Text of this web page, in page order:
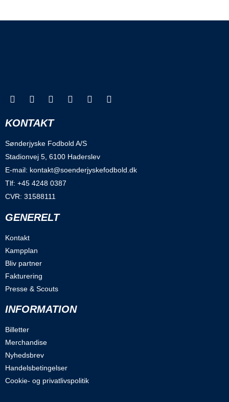
KONTAKT
Sønderjyske Fodbold A/S
Stadionvej 5, 6100 Haderslev
E-mail: kontakt@soenderjyskefodbold.dk
Tlf: +45 4248 0387
CVR: 31588111
GENERELT
Kontakt
Kampplan
Bliv partner
Fakturering
Presse & Scouts
INFORMATION
Billetter
Merchandise
Nyhedsbrev
Handelsbetingelser
Cookie- og privatlivspolitik